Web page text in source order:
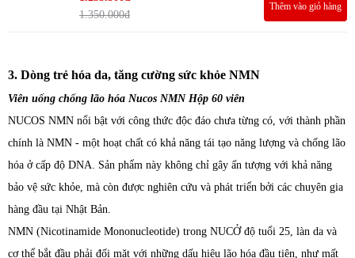
1.350.000đ
Thêm vào giỏ hàng
3. Dòng trẻ hóa da, tăng cường sức khỏe NMN
Viên uống chống lão hóa Nucos NMN Hộp 60 viên
NUCOS NMN nổi bật với công thức độc đáo chưa từng có, với thành phần
chính là NMN - một hoạt chất có khả năng tái tạo năng lượng và chống lão
hóa ở cấp độ DNA. Sản phẩm này không chỉ gây ấn tượng với khả năng
bảo vệ sức khỏe, mà còn được nghiên cứu và phát triển bởi các chuyên gia
hàng đầu tại Nhật Bản.
NMN (Nicotinamide Mononucleotide) trong NUCỞ độ tuổi 25, làn da và
cơ thể bắt đầu phải đối mặt với những dấu hiệu lão hóa đầu tiên, như mất